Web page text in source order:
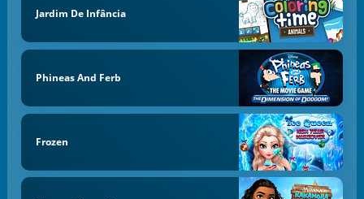
Jardim De Infância
Phineas And Ferb
Frozen